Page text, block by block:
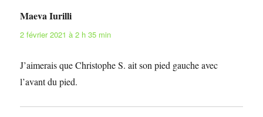
Maeva Iurilli
2 février 2021 à 2 h 35 min
J’aimerais que Christophe S. ait son pied gauche avec
l’avant du pied.